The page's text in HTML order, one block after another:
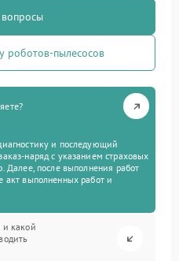
роботов-пылесосов
и последующий
наряд с указанием страховых
Далее, после выполнения работ
акт выполненных работ и
и какой